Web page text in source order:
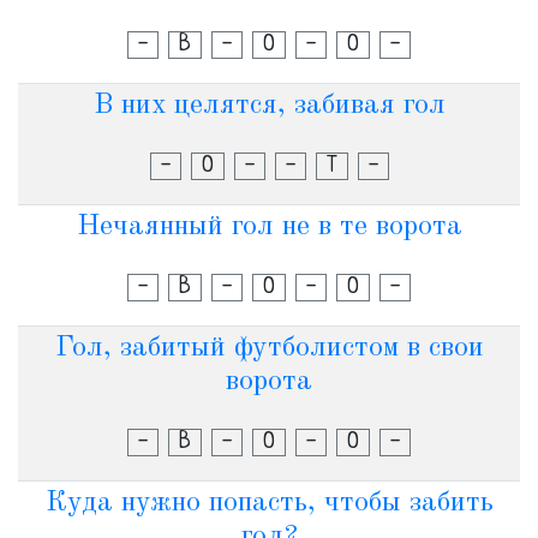
- В - О - О -
В них целятся, забивая гол
- О - - Т -
Нечаянный гол не в те ворота
- В - О - О -
Гол, забитый футболистом в свои
ворота
- В - О - О -
Куда нужно попасть, чтобы забить